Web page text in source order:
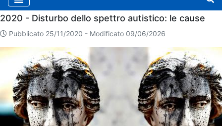
Home
2020 - Disturbo dello spettro autistico: le cause
Pubblicato 25/11/2020 - Modificato 09/06/2026